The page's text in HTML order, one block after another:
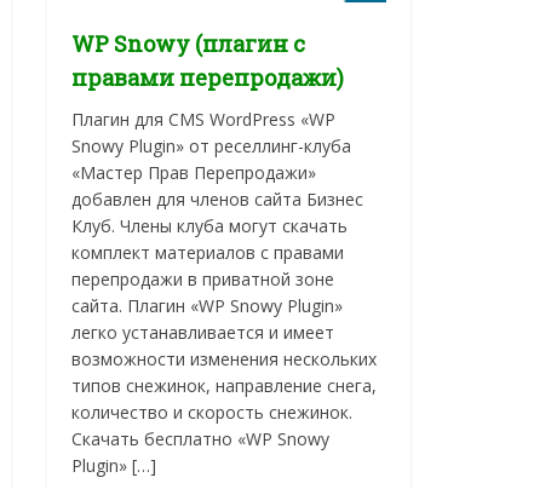
WP Snowy (плагин с
правами перепродажи)
Плагин для CMS WordPress «WP
Snowy Plugin» от реселлинг-клуба
«Мастер Прав Перепродажи»
добавлен для членов сайта Бизнес
Клуб. Члены клуба могут скачать
комплект материалов с правами
перепродажи в приватной зоне
сайта. Плагин «WP Snowy Plugin»
легко устанавливается и имеет
возможности изменения нескольких
типов снежинок, направление снега,
количество и скорость снежинок.
Скачать бесплатно «WP Snowy
Plugin» […]